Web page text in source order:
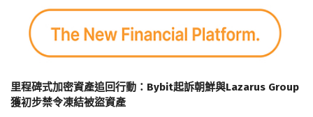
里程碑式加密資產追回行動：Bybit起訴朝鮮與Lazarus Group
獲初步禁令凍結被盜資產